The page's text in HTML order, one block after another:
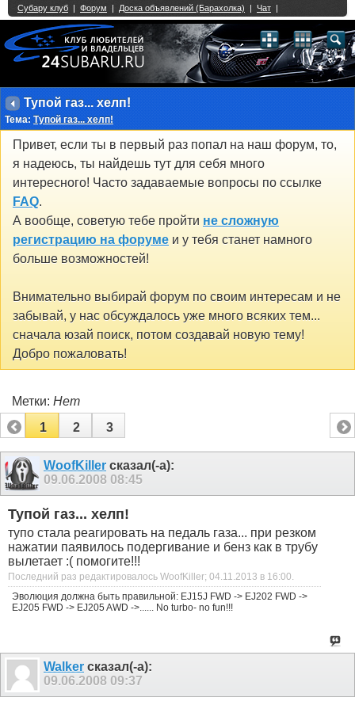
Тупой газ... хелп!
Тема: Тупой газ... хелп!
Привет, если ты в первый раз попал на наш форум, то,
я надеюсь, ты найдешь тут для себя много
интересного! Часто задаваемые вопросы по ссылке
FAQ.
А вообще, советую тебе пройти не сложную
регистрацию на форуме и у тебя станет намного
больше возможностей!
Внимательно выбирай форум по своим интересам и не
забывай, у нас обсуждалось уже много всяких тем...
сначала юзай поиск, потом создавай новую тему!
Добро пожаловать!
Метки: Нет
1
2 3
WoofKiller сказал(-а):
09.06.2008 08:45
Тупой газ... хелп!
тупо стала реагировать на педаль газа... при резком
нажатии паявилось подергивание и бенз как в трубу
вылетает :( помогите!!!
Последний раз редактировалось WoofKiller; 04.11.2013 в 16:00.
Эволюция должна быть правильной: EJ15J FWD -> EJ202 FWD ->
EJ205 FWD -> EJ205 AWD ->...... No turbo- no fun!!!
Walker сказал(-а):
09.06.2008 09:37
Single Sign On provided byvBSSO
2 3 4 5 6 7 8 9 10 11 12 13 14 15 16 17 18 21 22 23 24 25 26
27 28 29 30 31 32 33 34 35 36 37 38 39 40 41 42 43